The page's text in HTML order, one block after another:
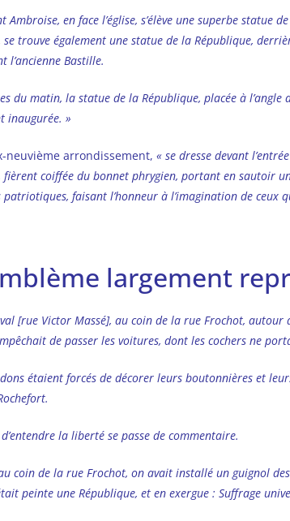
Ambroise, en face l’église, s’élève une superbe statue
trouve également une statue de la République,
l’ancienne Bastille.
du matin, la statue de la République, placée à l’angle
inaugurée. »
neuvième arrondissement, « se dresse devant
fièrent coiffée du bonnet phrygien, portant en sautoir
patriotiques, faisant l’honneur à l’imagination de ceux
largement
[rue Victor Massé], au coin de la rue Frochot, autour
de passer les voitures, dont les cochers ne
étaient forcés de décorer leurs boutonnières et
la liberté se passe de commentaire.
coin de la rue Frochot, on avait installé un guignol
peinte une République, et en exergue : Suffrage